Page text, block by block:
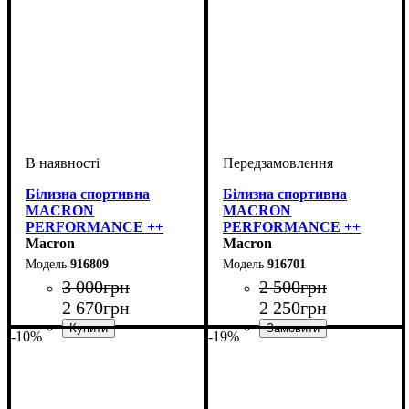
Білизна спортивна
MACRON
PERFORMANCE ++
Long-sleeves top (916809)
Macron
916809
3 000грн
2 670грн
Виробник
Колір
Білизна спортивна
MACRON
PERFORMANCE ++
Short-sleeves top (916701)
Macron
916701
2 500грн
2 250грн
Виробник
Колір
-10% -19%